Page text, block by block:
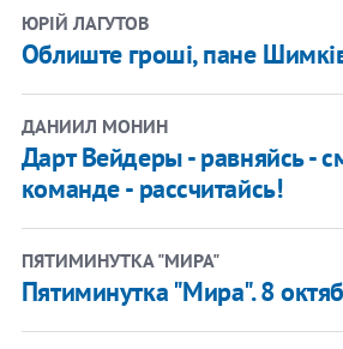
ЮРІЙ ЛАГУТОВ
Облиште гроші, пане
ДАНИИЛ МОНИН
Дарт Вейдеры - равняйсь -
команде - рассчитайсь!
ПЯТИМИНУТКА "МИРА"
Пятиминутка "Мира". 8